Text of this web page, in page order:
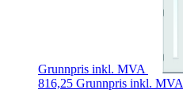
Grunnpris inkl. MVA
816,25 Grunnpris inkl. MVA